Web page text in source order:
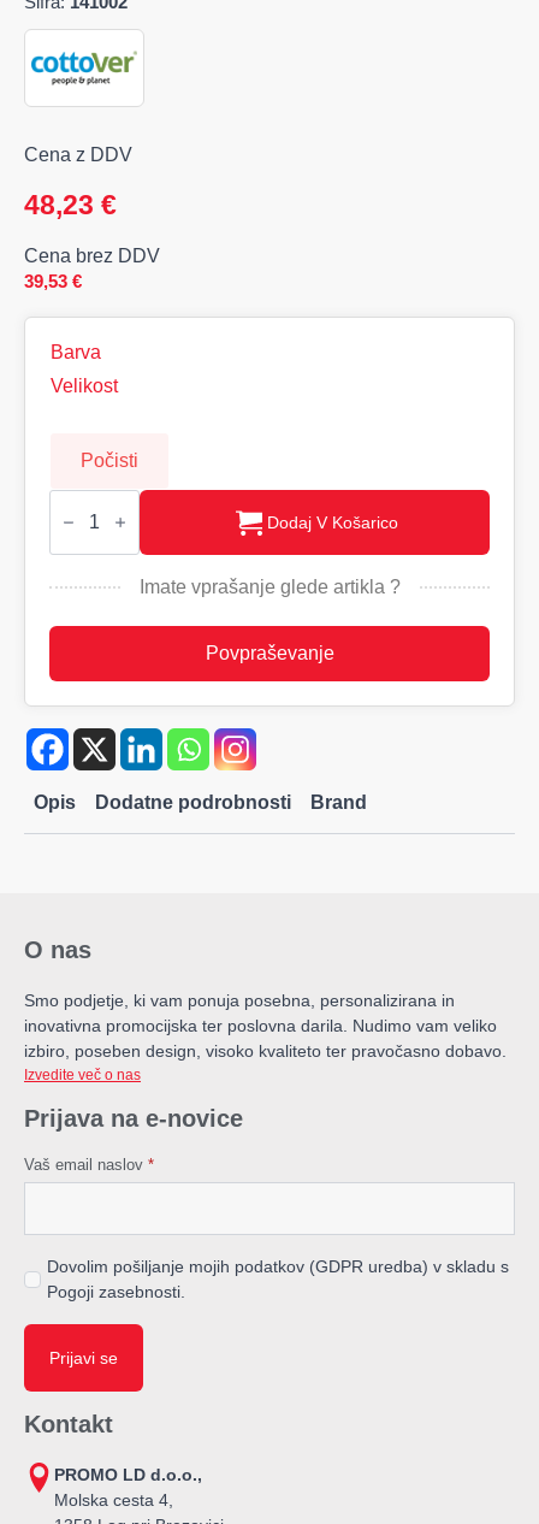
Cena z DDV
48,23 €
Cena brez DDV
39,53 €
Barva
Velikost
Počisti
EKO
Moški
s
Cottover,
količina
Dodaj V Košarico
Imate vprašanje glede artikla ?
Povpraševanje
Opis Dodatne podrobnosti Brand
O nas
Smo podjetje, ki vam ponuja posebna, personalizirana in
inovativna promocijska ter poslovna darila. Nudimo vam veliko
izbiro, poseben design, visoko kvaliteto ter pravočasno dobavo.
Izvedite več o nas
Prijava na e-novice
Vaš email naslov *
Dovolim pošiljanje mojih podatkov (GDPR uredba) v skladu s
Pogoji zasebnosti.
Prijavi se
Kontakt
PROMO LD d.o.o.,
Molska cesta 4,